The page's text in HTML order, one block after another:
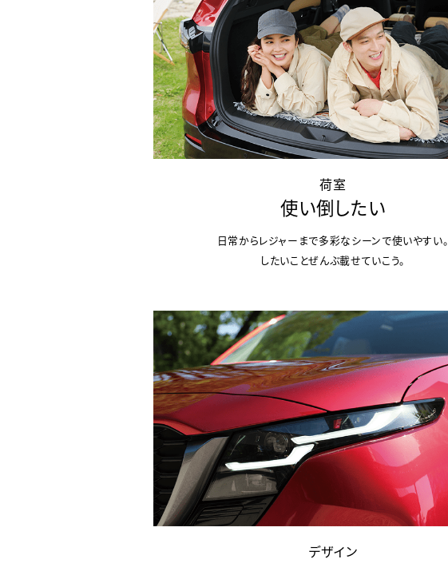
荷室
使い倒したい
日常からレジャーまで多彩なシーンで使いやすい。
したいことぜんぶ載せていこう。
デザイン